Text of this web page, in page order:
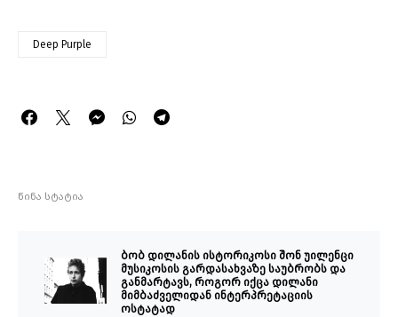
Deep Purple
წინა სტატია
ბობ დილანის ისტორიკოსი შონ უილენცი
მუსიკოსის გარდასახვაზე საუბრობს და
განმარტავს, როგორ იქცა დილანი
მიმბაძველიდან ინტერპრეტაციის
ოსტატად